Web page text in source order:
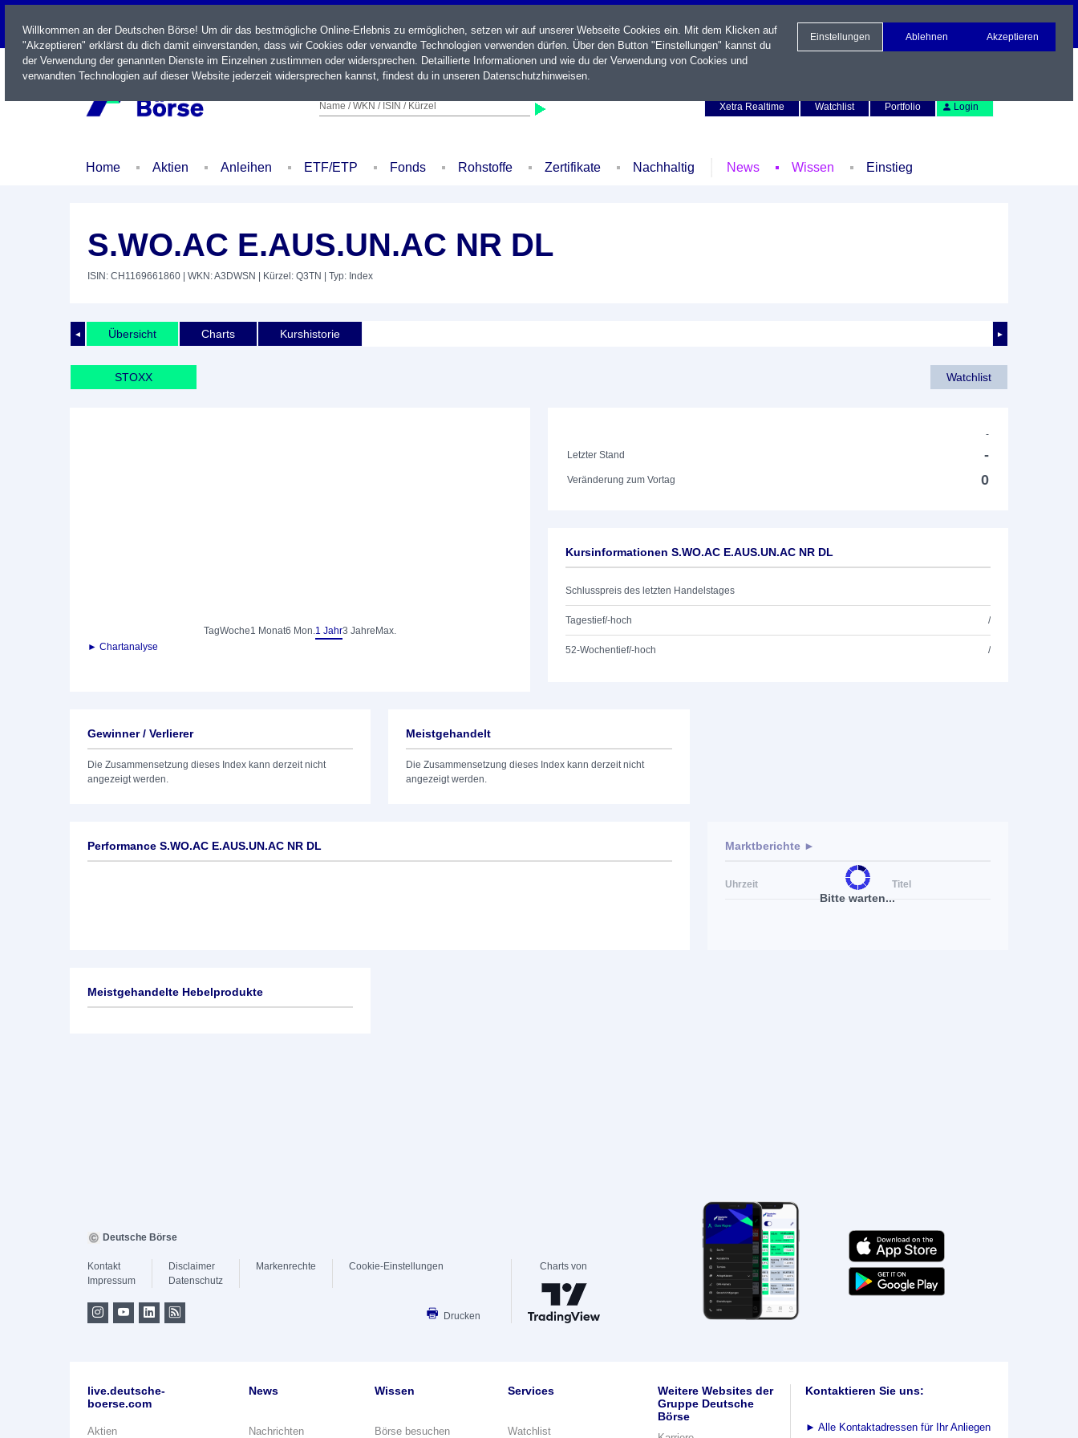
LIVE
Name / WKN / ISIN / Kürzel
Xetra Realtime
Watchlist Portfolio Login
Home Aktien Anleihen ETF/ETP Fonds Rohstoffe Zertifikate Nachhaltig News Wissen Einstieg
S.WO.AC E.AUS.UN.AC NR DL
ISIN: CH1169661860 | WKN: A3DWSN | Kürzel: Q3TN | Typ: Index
◄ ►
Übersicht Charts Kurshistorie
STOXX Watchlist
TagWoche1 Monat6 Mon.1 Jahr3 Jahre Max.
► Chartanalyse
-
Letzter Stand
-
Veränderung zum Vortag 0
Kursinformationen S.WO.AC E.AUS.UN.AC NR DL
Schlusspreis des letzten Handelstages
Tagestief/-hoch /
52-Wochentief/-hoch /
Gewinner / Verlierer
Die Zusammensetzung dieses Index kann derzeit nicht
angezeigt werden.
Meistgehandelt
Die Zusammensetzung dieses Index kann derzeit nicht
angezeigt werden.
Performance S.WO.AC E.AUS.UN.AC NR DL
Bitte warten...
Marktberichte ►
Uhrzeit Titel
Meistgehandelte Hebelprodukte
Willkommen an der Deutschen Börse! Um dir das bestmögliche Online-Erlebnis zu ermöglichen, setzen wir auf unserer Webseite Cookies ein. Mit dem Klicken auf
"Akzeptieren" erklärst du dich damit einverstanden, dass wir Cookies oder verwandte Technologien verwenden dürfen. Über den Button "Einstellungen" kannst du
der Verwendung der genannten Dienste im Einzelnen zustimmen oder widersprechen. Detaillierte Informationen und wie du der Verwendung von Cookies und
verwandten Technologien auf dieser Website jederzeit widersprechen kannst, findest du in unseren Datenschutzhinweisen.
Einstellungen Ablehnen Akzeptieren
Deutsche Börse
Kontakt
Impressum
Disclaimer
Datenschutz
Markenrechte Cookie-Einstellungen
Drucken
Charts von
live.deutsche-
boerse.com
Aktien
News
Nachrichten
Wissen
Börse besuchen
Services
Watchlist
Weitere Websites der
Gruppe Deutsche
Börse
Kontaktieren Sie uns:
► Alle Kontaktadressen für Ihr Anliegen